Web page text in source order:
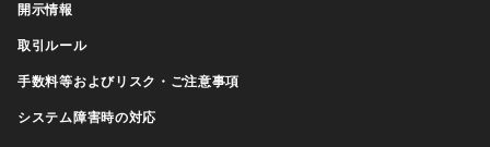
開示情報
取引ルール
手数料等およびリスク・ご注意事項
システム障害時の対応